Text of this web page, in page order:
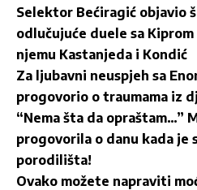
Selektor Bećiragić objavio
odlučujuće duele sa
njemu Kastanjeda i Kondić
Za ljubavni neuspjeh sa
progovorio o traumama iz
“Nema šta da opraštam…”
progovorila o danu kada je
porodilišta!
Ovako možete napraviti